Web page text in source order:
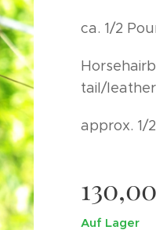
ca. 1/2
tail/
approx. 1/
130,00
Auf Lager